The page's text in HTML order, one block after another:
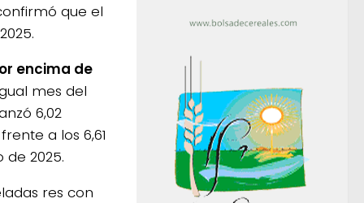
que el
encima de
mes del
6,02
a los 6,61
2025.
res con